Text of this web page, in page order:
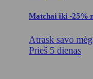
Matchai iki -25%
Atrask savo
Prieš 5 dienas